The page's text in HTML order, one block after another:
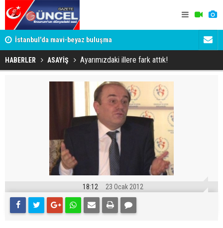
İstanbul'da mavi-beyaz buluşma
HABERLER ASAYİŞ Ayarımızdaki illere fark attık!
18:12 23 Ocak 2012